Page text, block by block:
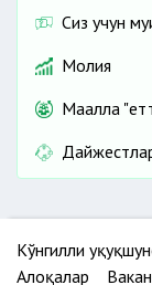
Сиз учун
Молия
Маҳалла
Кўнгилли
Алоқалар